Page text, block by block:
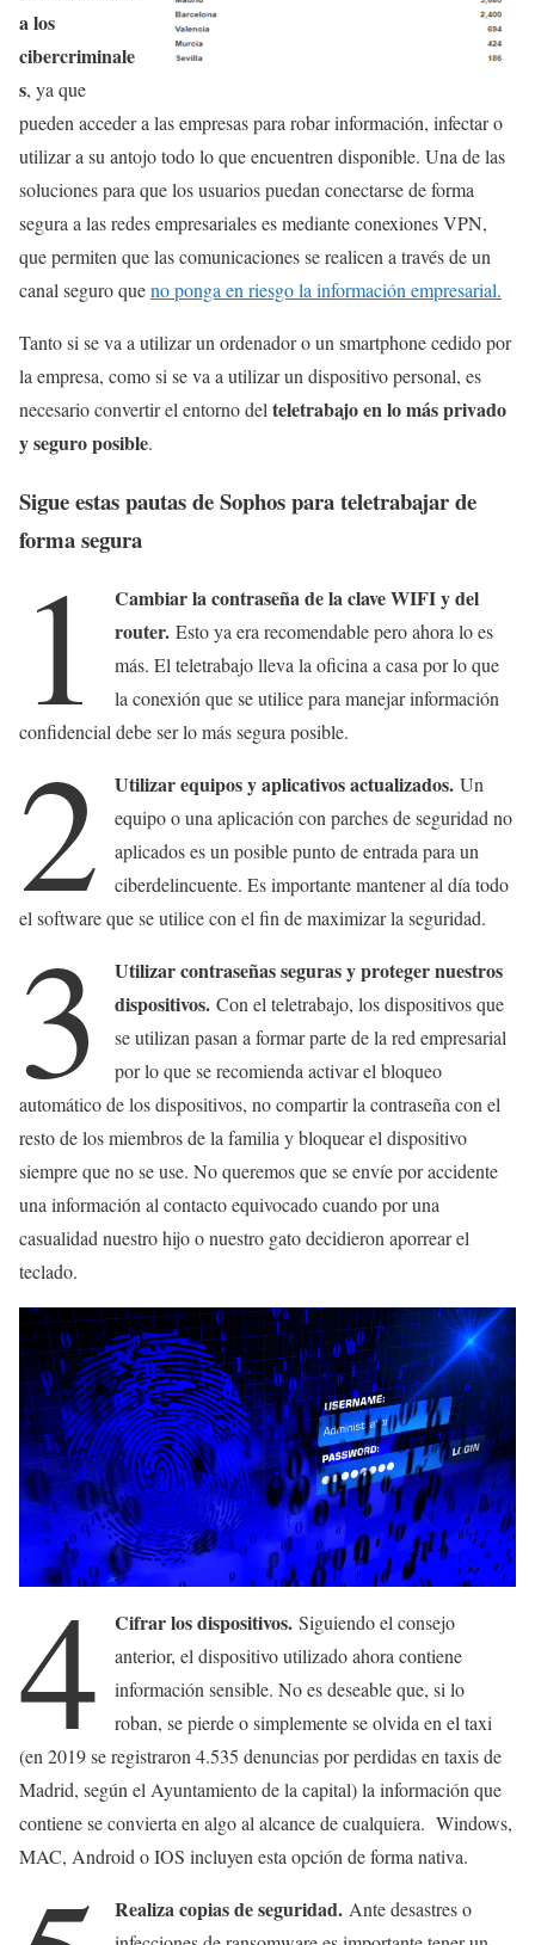
a los
cibercriminale
s, ya que
pueden acceder a las empresas para robar información, infectar o
utilizar a su antojo todo lo que encuentren disponible. Una de las
soluciones para que los usuarios puedan conectarse de forma
segura a las redes empresariales es mediante conexiones VPN,
que permiten que las comunicaciones se realicen a través de un
canal seguro queno ponga en riesgo la información empresarial.
Tanto si se va a utilizar un ordenador o un smartphone cedido por
la empresa, como si se va a utilizar un dispositivo personal, es
necesario convertir el entorno del teletrabajo en lo más privado
y seguro posible.
Sigue estas pautas de Sophos para teletrabajar de
forma segura
1
Cambiar la contraseña de la clave WIFI y del
router. Esto ya era recomendable pero ahora lo es
más. El teletrabajo lleva la oficina a casa por lo que
la conexión que se utilice para manejar información
confidencial debe ser lo más segura posible.
2 Utilizar equipos y aplicativos actualizados. Un
equipo o una aplicación con parches de seguridad no
aplicados es un posible punto de entrada para un
ciberdelincuente. Es importante mantener al día todo
el software que se utilice con el fin de maximizar la seguridad.
3
Utilizar contraseñas seguras y proteger nuestros
dispositivos.Con el teletrabajo, los dispositivos que
se utilizan pasan a formar parte de la red empresarial
por lo que se recomienda activar el bloqueo
automático de los dispositivos, no compartir la contraseña con el
resto de los miembros de la familia y bloquear el dispositivo
siempre que no se use. No queremos que se envíe por accidente
una información al contacto equivocado cuando por una
casualidad nuestro hijo o nuestro gato decidieron aporrear el
teclado.
4 Cifrar los dispositivos. Siguiendo el consejo
anterior, el dispositivo utilizado ahora contiene
información sensible. No es deseable que, si lo
roban, se pierde o simplemente se olvida en el taxi
(en 2019 se registraron 4.535 denuncias por perdidas en taxis de
Madrid, según el Ayuntamiento de la capital) la información que
contiene se convierta en algo al alcance de cualquiera. Windows,
MAC, Android o IOS incluyen esta opción de forma nativa.
Realiza copias de seguridad. Ante desastres o